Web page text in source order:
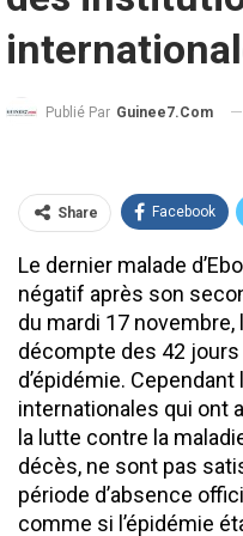
Publié Par Guinee7.com
Share Facebook
Le dernier malade
négatif après son
du mardi 17
décompte des 42
d’épidémie.
internationales qui ont
la lutte contre la
décès, ne sont pas
période d’absence
comme si l’épidémie